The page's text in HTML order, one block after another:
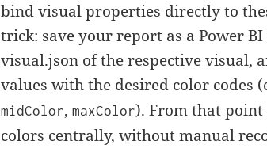
bind visual properties directly to
trick: save your report as a Power
visual.json of the respective visual,
values with the desired color codes
midColor,maxColor). From that
colors centrally, without manual